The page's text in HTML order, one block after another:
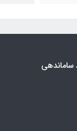
ساماندهی